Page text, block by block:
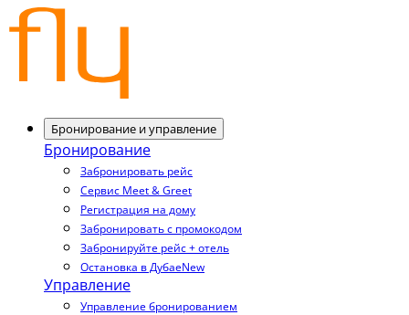
Бронирование и управление
Бронирование
Забронировать рейс
Сервис Meet & Greet
Регистрация на дому
Забронировать с промокодом
Забронируйте рейс + отель
Остановка в ДубаеNew
Управление
Управление бронированием